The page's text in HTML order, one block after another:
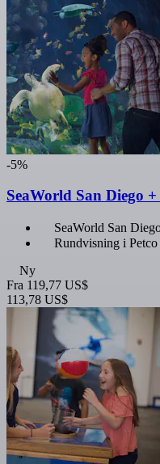
-5%
SeaWorld San Diego
SeaWorld San
Rundvisning i
Ny
Fra 119,77 US$
113,78 US$